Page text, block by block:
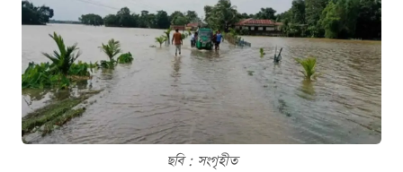
ছবি : সংগৃহীত